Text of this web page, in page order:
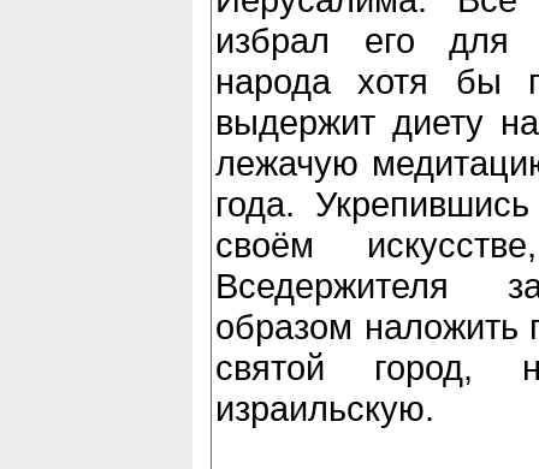
избрал его для
народа хотя бы
выдержит диету
лежачую
года.
своём
Вседержителя
образом наложить
святой
израильскую.